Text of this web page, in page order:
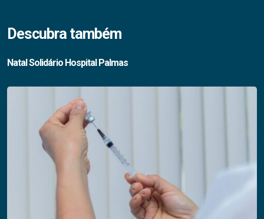
Descubra também
Natal Solidário Hospital Palmas